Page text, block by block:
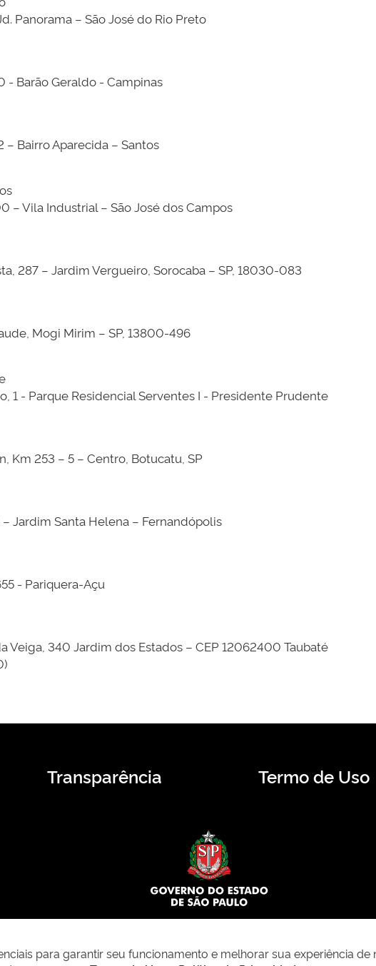
Panorama – São José do Rio Preto
- Barão Geraldo - Campinas
– Bairro Aparecida – Santos
– Vila Industrial – São José dos Campos
287 – Jardim Vergueiro, Sorocaba – SP, 18030-083
Mogi Mirim – SP, 13800-496
1 - Parque Residencial Serventes I - Presidente Prudente
Km 253 – 5 – Centro, Botucatu, SP
– Jardim Santa Helena – Fernandópolis
- Pariquera-Açu
Veiga, 340 Jardim dos Estados – CEP 12062400 Taubaté
Transparência Termo de Uso
© 2026 CMS.SP.GOV.BR. Todos os direitos reservados.
para garantir seu funcionamento e melhorar sua experiência de